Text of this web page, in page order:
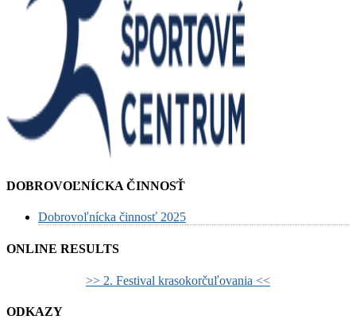
DOBROVOĽNÍCKA ČINNOSŤ
Dobrovoľnícka činnosť 2025
ONLINE RESULTS
>> 2. Festival krasokorčuľovania <<
ODKAZY